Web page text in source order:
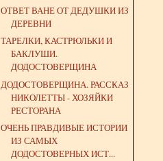
ОТВЕТ ВАНЕ ОТ ДЕДУШКИ ИЗ
ДЕРЕВНИ
ТАРЕЛКИ, КАСТРЮЛЬКИ И
БАКЛУШИ.
ДОДОСТОВЕРЩИНА
ДОДОСТОВЕРЩИНА. РАССКАЗ
НИКОЛЕТТЫ - ХОЗЯЙКИ
РЕСТОРАНА
ОЧЕНЬ ПРАВДИВЫЕ ИСТОРИИ
ИЗ САМЫХ
ДОДОСТОВЕРНЫХ ИСТ...